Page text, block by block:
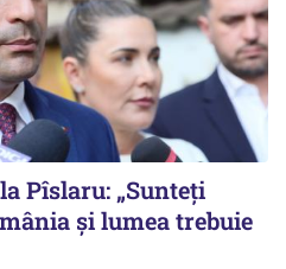
Pîslaru: „Sunteți
și lumea trebuie